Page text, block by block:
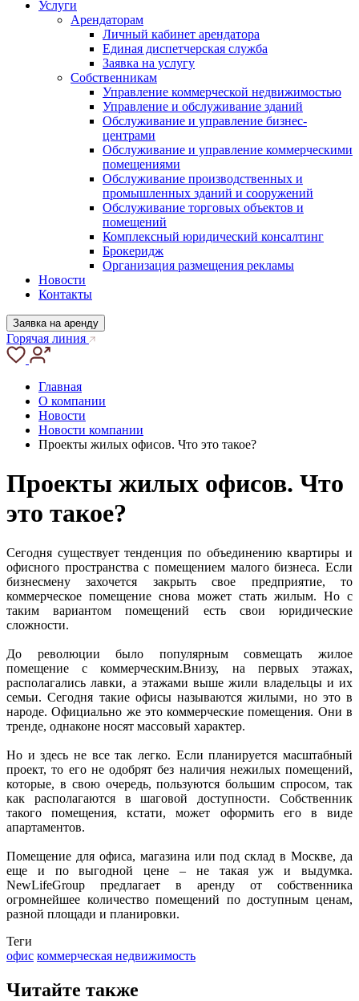
Услуги
Арендаторам
Личный кабинет арендатора
Единая диспетчерская служба
Заявка на услугу
Собственникам
Управление коммерческой недвижимостью
Управление и обслуживание зданий
Обслуживание и управление бизнес-
центрами
Обслуживание и управление коммерческими
помещениями
Обслуживание производственных и
промышленных зданий и сооружений
Обслуживание торговых объектов и
помещений
Комплексный юридический консалтинг
Брокеридж
Организация размещения рекламы
Новости
Контакты
Заявка на аренду
Горячая линия
Главная
О компании
Новости
Новости компании
Проекты жилых офисов. Что это такое?
Проекты жилых офисов. Что
это такое?
Сегодня существует тенденция по объединению квартиры и
офисного пространства с помещением малого бизнеса. Если
бизнесмену захочется закрыть свое предприятие, то
коммерческое помещение снова может стать жилым. Но с
таким вариантом помещений есть свои юридические
сложности.
До революции было популярным совмещать жилое
помещение с коммерческим.Внизу, на первых этажах,
располагались лавки, а этажами выше жили владельцы и их
семьи. Сегодня такие офисы называются жилыми, но это в
народе. Официально же это коммерческие помещения. Они в
тренде, однаконе носят массовый характер.
Но и здесь не все так легко. Если планируется масштабный
проект, то его не одобрят без наличия нежилых помещений,
которые, в свою очередь, пользуются большим спросом, так
как располагаются в шаговой доступности. Собственник
такого помещения, кстати, может оформить его в виде
апартаментов.
Помещение для офиса, магазина или под склад в Москве, да
еще и по выгодной цене – не такая уж и выдумка.
NewLifeGroup предлагает в аренду от собственника
огромнейшее количество помещений по доступным ценам,
разной площади и планировки.
Теги
офис коммерческая недвижимость
Читайте также